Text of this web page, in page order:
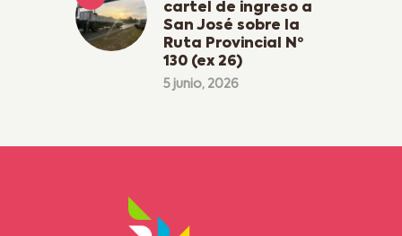
cartel de ingreso a
San José sobre la
Ruta Provincial Nº
130 (ex 26)
5 junio, 2026